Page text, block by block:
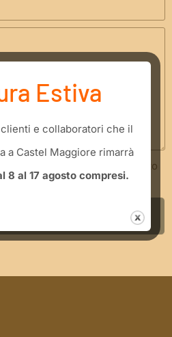
siano trattati secondo quanto
Estiva
e collaboratori che il
a Castel Maggiore rimarrà
8 al 17 agosto compresi.